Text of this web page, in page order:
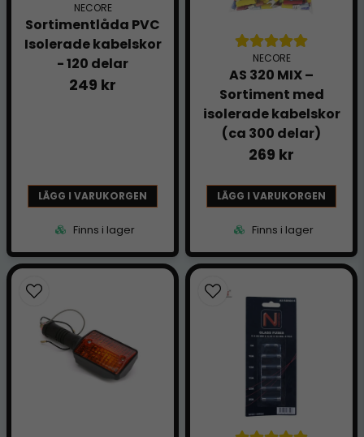
NECORE
Sortimentlåda PVC
Isolerade kabelskor
- 120 delar
249 kr
LÄGG I VARUKORGEN
Finns i lager
NECORE
AS 320 MIX –
Sortiment med
isolerade kabelskor
(ca 300 delar)
269 kr
LÄGG I VARUKORGEN
Finns i lager